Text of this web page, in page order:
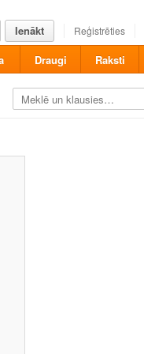
Ienākt Reģistrēties
Draugi Raksti